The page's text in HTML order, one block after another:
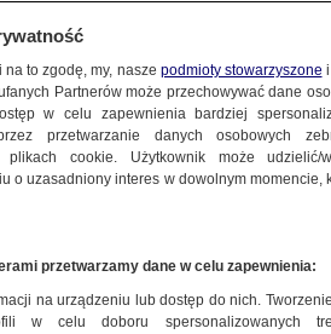
to zgodę, my, nasze podmioty stowarzyszone
Partnerów może przechowywać dane
w celu zapewnienia bardziej
przetwarzanie danych osobowych
plikach cookie. Użytkownik może
o uzasadniony interes w dowolnym momencie,
przetwarzamy dane w celu zapewnienia:
na urządzeniu lub dostęp do nich.
w celu doboru spersonalizowanych